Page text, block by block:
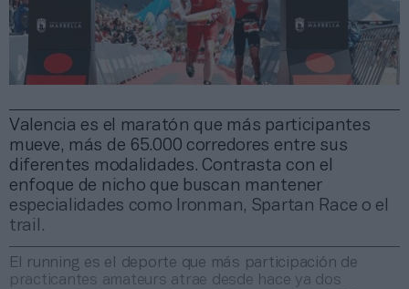
Valencia es el maratón que más participantes
mueve, más de 65.000 corredores entre sus
diferentes modalidades. Contrasta con el
enfoque de nicho que buscan mantener
especialidades como Ironman, Spartan Race o el
trail.
El running es el deporte que más participación de
practicantes amateurs atrae desde hace ya dos